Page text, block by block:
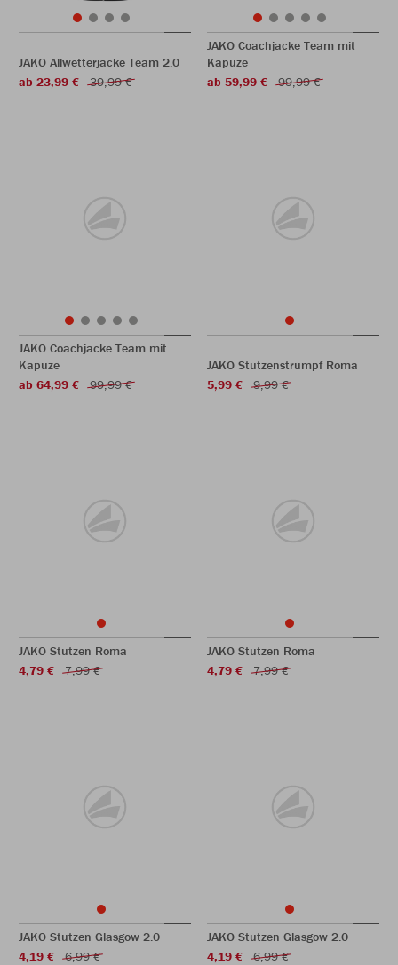
JAKO Allwetterjacke Team 2.0
ab 23,99 €
39,99 €
JAKO Coachjacke Team mit
Kapuze
ab 59,99 €
99,99 €
JAKO Coachjacke Team mit
Kapuze
ab 64,99 €
99,99 €
JAKO Stutzenstrumpf Roma
5,99 €
9,99 €
JAKO Stutzen Roma
4,79 €
7,99 €
JAKO Stutzen Roma
4,79 €
7,99 €
JAKO Stutzen Glasgow 2.0
4,19 €
6,99 €
JAKO Stutzen Glasgow 2.0
4,19 €
6,99 €